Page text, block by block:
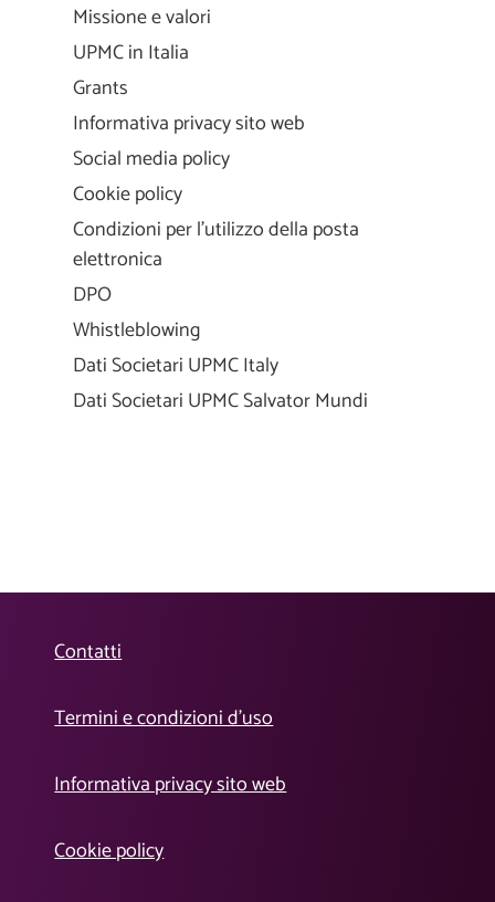
Missione e valori
UPMC in Italia
Grants
Informativa privacy sito web
Social media policy
Cookie policy
Condizioni per l'utilizzo della posta
elettronica
DPO
Whistleblowing
Dati Societari UPMC Italy
Dati Societari UPMC Salvator Mundi
Contatti
Termini e condizioni d’uso
Informativa privacy sito web
Cookie policy